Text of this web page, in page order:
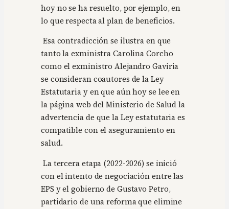
hoy no se ha resuelto, por ejemplo, en
lo que respecta al plan de beneficios.
Esa contradicción se ilustra en que
tanto la exministra Carolina Corcho
como el exministro Alejandro Gaviria
se consideran coautores de la Ley
Estatutaria y en que aún hoy se lee en
la página web del Ministerio de Salud la
advertencia de que la Ley estatutaria es
compatible con el aseguramiento en
salud.
La tercera etapa (2022-2026) se inició
con el intento de negociación entre las
EPS y el gobierno de Gustavo Petro,
partidario de una reforma que elimine